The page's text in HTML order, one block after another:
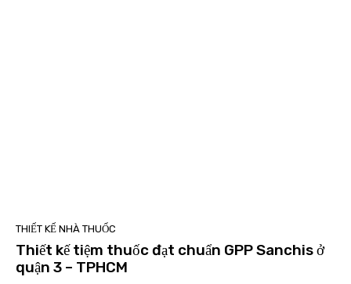
THIẾT KẾ NHÀ THUỐC
Thiết kế tiệm thuốc đạt chuẩn GPP Sanchis ở
quận 3 – TPHCM